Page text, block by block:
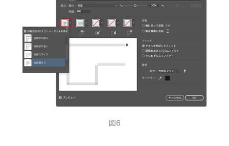
図6